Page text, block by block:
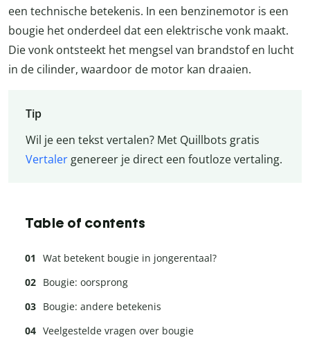
een technische betekenis. In een benzinemotor is een
bougie het onderdeel dat een elektrische vonk maakt.
Die vonk ontsteekt het mengsel van brandstof en lucht
in de cilinder, waardoor de motor kan draaien.
Tip
Wil je een tekst vertalen? Met Quillbots gratis
Vertalergenereer je direct een foutloze vertaling.
Table of contents
Wat betekent bougie in jongerentaal?
Bougie: oorsprong
Bougie: andere betekenis
Veelgestelde vragen over bougie